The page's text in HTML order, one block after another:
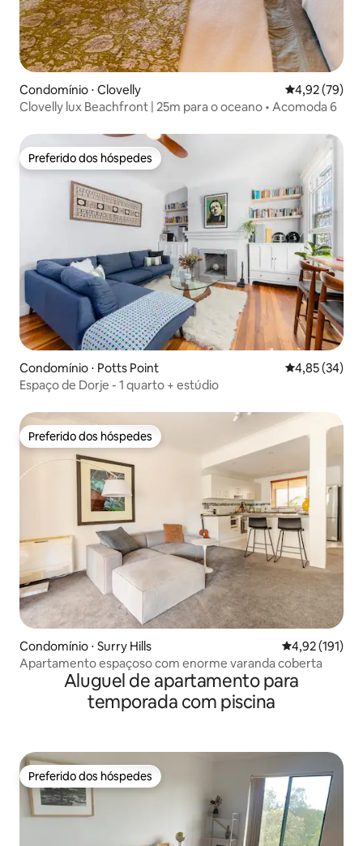
Condomínio ⋅ Clovelly 4,92 de uma
4,92 (79)
Clovelly lux Beachfront | 25m para o oceano • Acomoda 6
Preferido dos hóspedes
Preferido dos hóspedes
Condomínio ⋅ Potts Point 4,85 de uma
4,85 (34)
Espaço de Dorje - 1 quarto + estúdio
Preferido dos hóspedes
Preferido dos hóspedes
Condomínio ⋅ Surry Hills 4,92 de uma
4,92 (191)
Apartamento espaçoso com enorme varanda coberta
Aluguel de apartamento para
temporada com piscina
Preferido dos hóspedes
Preferido dos hóspedes